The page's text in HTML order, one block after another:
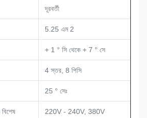
দূরবর্তী
5.25 এম 2
+ 1 ° সি থেকে + 7 ° সে
4 স্তর, 8 পিসি
25 ° সেঃ
220V - 240V, 380V